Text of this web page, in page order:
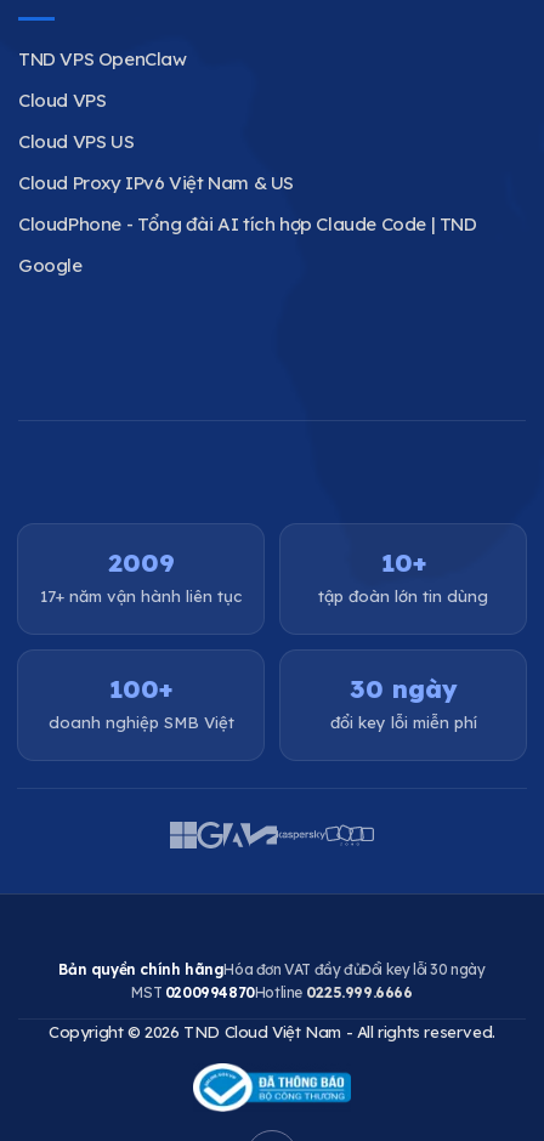
TND VPS OpenClaw
Cloud VPS
Cloud VPS US
Cloud Proxy IPv6 Việt Nam & US
CloudPhone - Tổng đài AI tích hợp Claude Code | TND
Google
2009
17+ năm vận hành liên tục
10+
tập đoàn lớn tin dùng
100+
doanh nghiệp SMB Việt
30 ngày
đổi key lỗi miễn phí
Bản quyền chính hãngHóa đơn VAT đầy đủĐổi key lỗi 30 ngày
MST 0200994870Hotline 0225.999.6666
Copyright © 2026 TND Cloud Việt Nam - All rights reserved.